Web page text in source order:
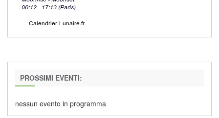
PROSSIMI EVENTI:
nessun evento in programma